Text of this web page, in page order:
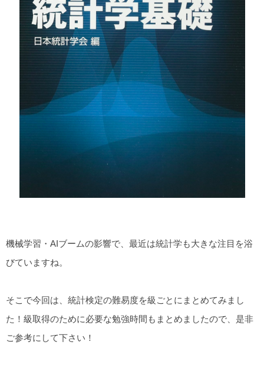
機械学習・AIブームの影響で、最近は統計学も大きな注目を浴
びていますね。
そこで今回は、統計検定の難易度を級ごとにまとめてみまし
た！級取得のために必要な勉強時間もまとめましたので、是非
ご参考にして下さい！